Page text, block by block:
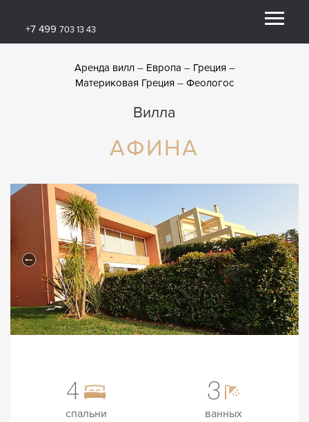
+7 499 703 13 43
Аренда вилл Европа
Греция
Материковая Греция
Феологос
Вилла
АФИНА
4
спальни
3
ванных